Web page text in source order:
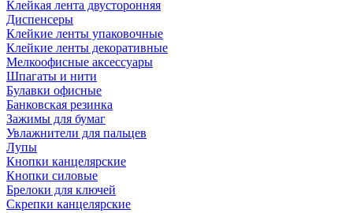
Клейкая лента двусторонняя
Диспенсеры
Клейкие ленты упаковочные
Клейкие ленты декоративные
Мелкоофисные аксессуары
Шпагаты и нити
Булавки офисные
Банковская резинка
Зажимы для бумаг
Увлажнители для пальцев
Лупы
Кнопки канцелярские
Кнопки силовые
Брелоки для ключей
Скрепки канцелярские